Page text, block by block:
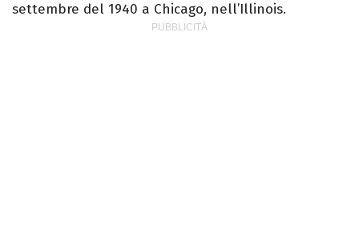
settembre del 1940 a Chicago, nell’Illinois.